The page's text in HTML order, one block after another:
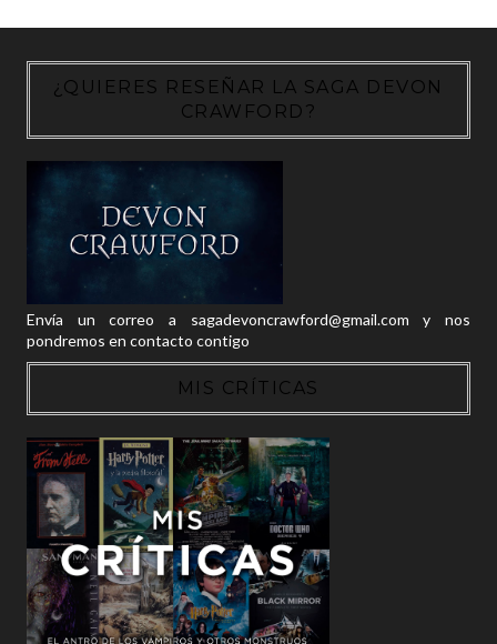
¿QUIERES RESEÑAR LA SAGA DEVON
CRAWFORD?
Envía un correo a sagadevoncrawford@gmail.com y nos
pondremos en contacto contigo
MIS CRÍTICAS